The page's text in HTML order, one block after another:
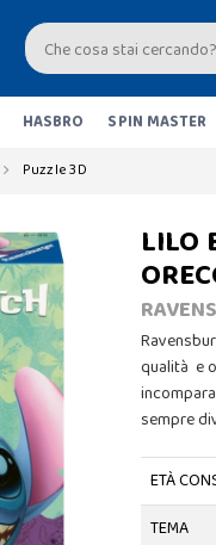
HASBRO SPIN MASTER
Puzzle 3D
LILO
qualità e
sempre
ETÀ
TEMA